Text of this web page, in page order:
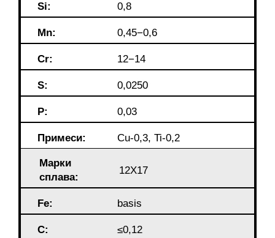
Si: 0,8
Mn: 0,45−0,6
Cr: 12−14
S: 0,0250
P: 0,03
Примеси: Cu-0,3, Ti-0,2
Марки
сплава:
12Х17
Fe: basis
C: ≤0,12